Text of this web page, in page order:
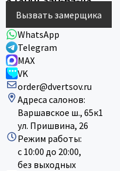
Вызвать замерщика
WhatsApp
Telegram
MAX
VK
order@dvertsov.ru
Адреса салонов:
Варшавское ш., 65к1
ул. Пришвина, 26
Режим работы:
с 10:00 до 20:00,
без выходных